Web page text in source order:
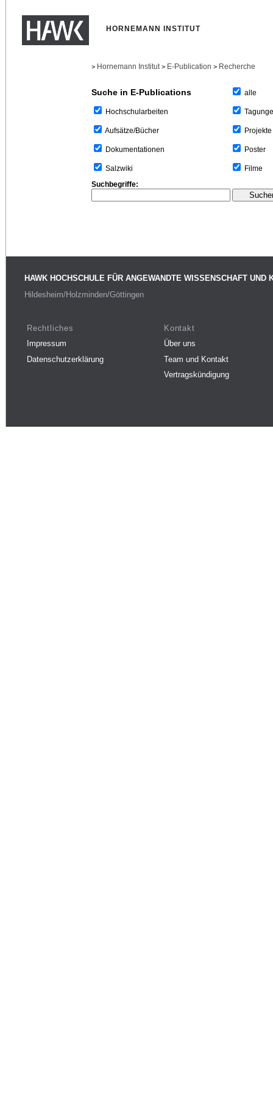
HORNEMANN INSTITUT
> Hornemann Institut > E-Publication > Recherche
Suche in E-Publications
Hochschularbeiten
Aufsätze/Bücher
Dokumentationen
Salzwiki
alle
Projekte
Poster
Filme
Suchbegriffe:
HAWK HOCHSCHULE FÜR ANGEWANDTE WISSENSCHAFT UND
Hildesheim/Holzminden/Göttingen
Rechtliches
Impressum
Datenschutzerklärung
Kontakt
Über uns
Team und Kontakt
Vertragskündigung